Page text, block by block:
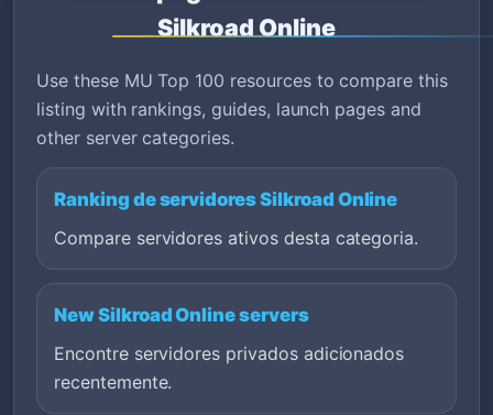
Silkroad Online
Use these MU Top 100 resources to compare this
listing with rankings, guides, launch pages and
other server categories.
Ranking de servidores Silkroad Online
Compare servidores ativos desta categoria.
New Silkroad Online servers
Encontre servidores privados adicionados
recentemente.